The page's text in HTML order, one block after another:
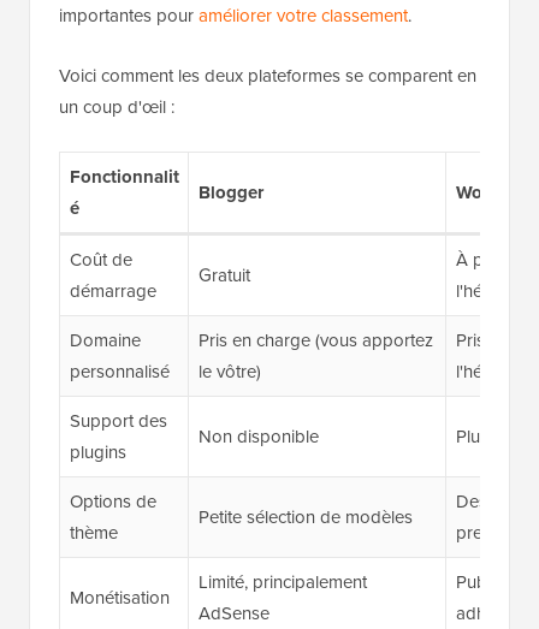
importantes pouraméliorer votre classement.
Voici comment les deux plateformes se comparent en
un coup d'œil :
Fonctionnalit
é
Blogger
Coût de
démarrage
Gratuit
À partir
Domaine
personnalisé
Pris en charge (vous apportez
le vôtre)
Pris en
Support des
plugins
Non disponible Plus de
Options de
thème
Petite sélection de modèles
Des
premium
Monétisation
Limité, principalement
AdSense